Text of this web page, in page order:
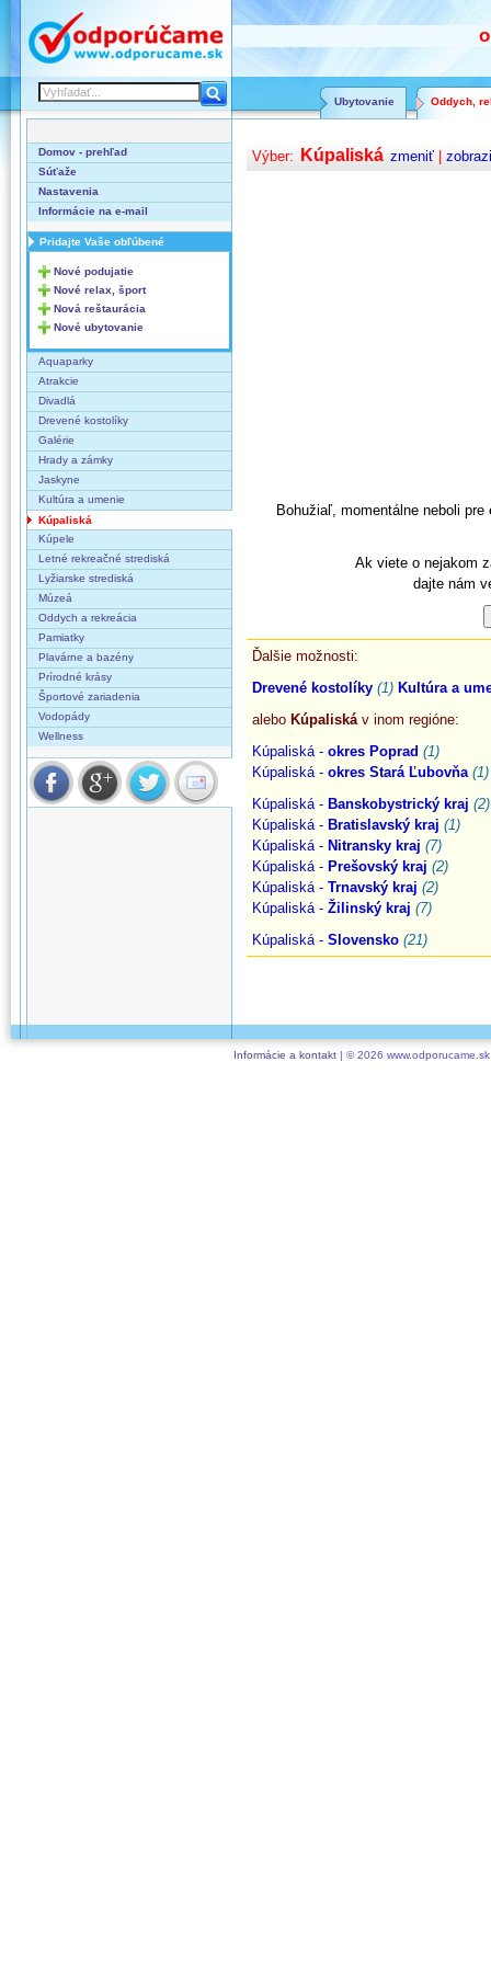
Oddych,
Ubytovanie
Domov - prehľad
Súťaže
Nastavenia
Informácie na e-mail
Pridajte Vaše obľúbené
Nové podujatie
Nové relax, šport
Nová reštaurácia
Nové ubytovanie
Aquaparky
Atrakcie
Divadlá
Drevené kostolíky
Galérie
Hrady a zámky
Jaskyne
Kultúra a umenie
Kúpaliská
Kúpele
Letné rekreačné strediská
Lyžiarske strediská
Múzeá
Oddych a rekreácia
Pamiatky
Plavárne a bazény
Prírodné krásy
Športové zariadenia
Vodopády
Wellness
Výber: Kúpaliská zmeniť
Bohužiaľ, momentálne neboli pre
Ak viete o nejakom
dajte nám
Ďalšie možnosti:
Drevené kostolíky (1) Kultúra a
alebo Kúpaliskáv inom regióne:
Kúpaliská - okres Poprad (1)
Kúpaliská - okres Stará Ľubovňa (1)
Kúpaliská - Banskobystrický kraj (2)
Kúpaliská - Bratislavský kraj (1)
Kúpaliská - Nitransky kraj (7)
Kúpaliská - Prešovský kraj (2)
Kúpaliská - Trnavský kraj (2)
Kúpaliská - Žilinský kraj (7)
Kúpaliská - Slovensko (21)
Informácie a kontakt| © 2026